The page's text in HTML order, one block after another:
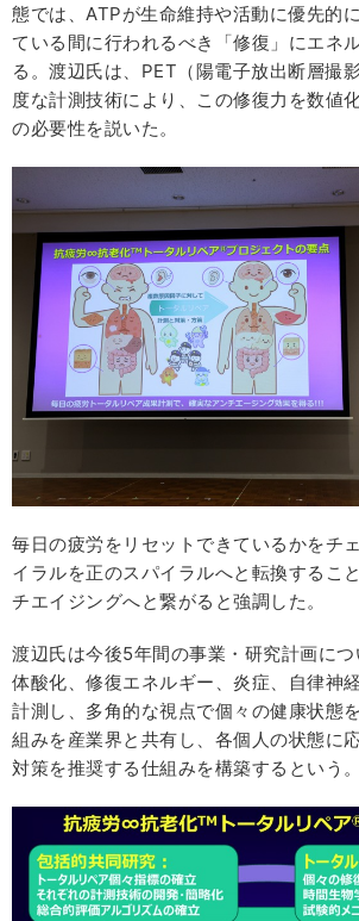
態では、ATPが生命維持や活動に優先的
ている間に行われるべき「修復」にエネ
る。渡辺氏は、PET（陽電子放出断層撮
度な計測技術により、この修復力を数値
の必要性を説いた。
毎日の疲労をリセットできているかをチ
イラルを正のスパイラルへと転換するこ
チエイジングへと繋がると強調した。
渡辺氏は今後5年間の事業・研究計画に
体酸化、修復エネルギー、炎症、自律神
計測し、多角的な視点で個々の健康状態
組みを産業界と共有し、各個人の状態に
対策を推奨する仕組みを構築するという。